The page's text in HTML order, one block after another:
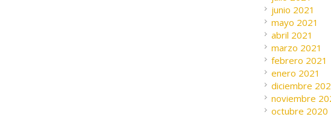
junio 2021
mayo 2021
abril 2021
marzo 2021
febrero 2021
enero 2021
diciembre
noviembre
octubre 2020